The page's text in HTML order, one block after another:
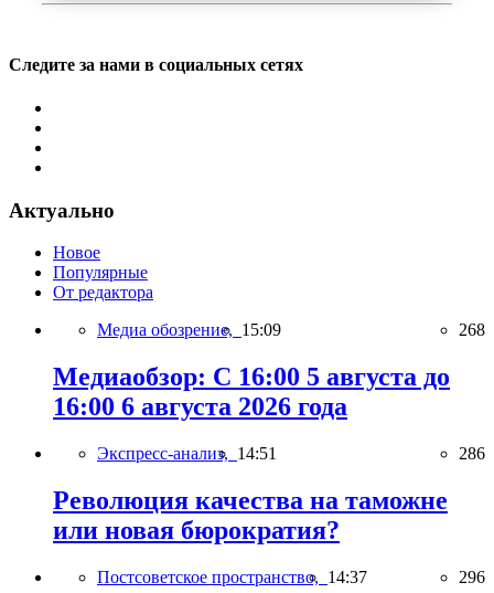
Следите за нами в социальных сетях
Актуально
Новое
Популярные
От редактора
Медиа обозрение, 15:09 268
Медиаобзор: С 16:00 5 августа до
16:00 6 августа 2026 года
Экспресс-анализ, 14:51 286
Революция качества на таможне
или новая бюрократия?
Постсоветское пространство, 14:37 296